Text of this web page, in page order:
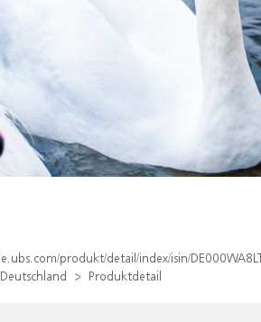
produkt/detail/index/isin/
Produktdetail